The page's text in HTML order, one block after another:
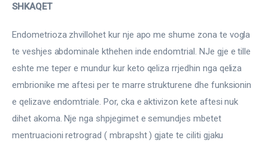
SHKAQET
Endometrioza zhvillohet kur nje apo me shume zona te vogla
te veshjes abdominale kthehen inde endomtrial. NJe gje e tille
eshte me teper e mundur kur keto qeliza rrjedhin nga qeliza
embrionike me aftesi per te marre strukturene dhe funksionin
e qelizave endomtriale. Por, cka e aktivizon kete aftesi nuk
dihet akoma. Nje nga shpjegimet e semundjes mbetet
mentruacioni retrograd ( mbrapsht ) gjate te ciliti gjaku